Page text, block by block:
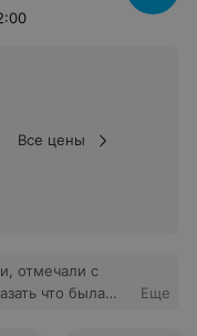
Все цены
отмечали с
что была
Еще